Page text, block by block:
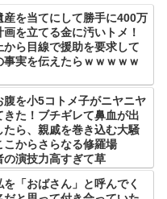
産を当てにして勝手に400万
を立てる金に汚いトメ！
から目線で援助を要求して
事実を伝えたらｗｗｗｗｗ
腹を小5コトメ子がニヤニヤ
きた！ブチギレて鼻血が出
たら、親戚を巻き込む大騒
こからさらなる修羅場
演技力高すぎて草
を「おばさん」と呼んでく